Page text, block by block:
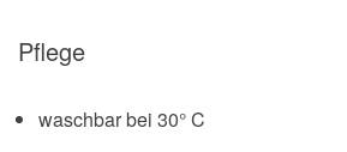
Pflege
waschbar bei 30° C